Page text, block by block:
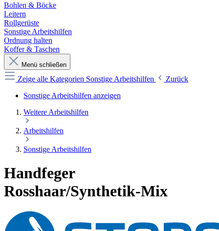
Bohlen & Böcke
Leitern
Rollgerüste
Sonstige Arbeitshilfen
Ordnung halten
Koffer & Taschen
Menü schließen
Zeige alle Kategorien Sonstige Arbeitshilfen
Zurück
Sonstige Arbeitshilfen anzeigen
Weitere Arbeitshilfen
Arbeitshilfen
Sonstige Arbeitshilfen
Handfeger
Rosshaar/Synthetik-Mix